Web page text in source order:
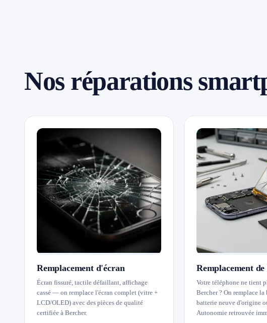
Jura & Plateau
→ Toutes les zones d'intervention (21 villes)
079 716 53 82
Nos réparations
Remplacement d'écran
Écran fissuré, tactile défaillant, affichage
cassé — on remplace l'écran complet (vitre +
LCD/OLED) avec des pièces de qualité
certifiée à Bercher.
Remplacement
Votre téléphone ne tient
Bercher ? On remplace la
batterie neuve d'origine
Autonomie retrouvée